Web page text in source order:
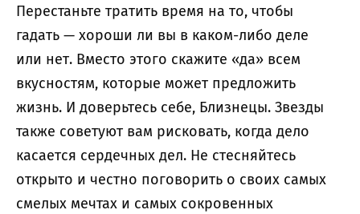
Перестаньте тратить время на то, чтобы
гадать — хороши ли вы в каком-либо деле
или нет. Вместо этого скажите «да» всем
вкусностям, которые может предложить
жизнь. И доверьтесь себе, Близнецы. Звезды
также советуют вам рисковать, когда дело
касается сердечных дел. Не стесняйтесь
открыто и честно поговорить о своих самых
смелых мечтах и ​​самых сокровенных